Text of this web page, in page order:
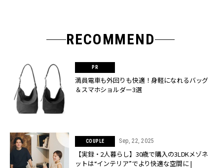
RECOMMEND
満員電車も外回りも快適！身軽になれるバッグ
＆スマホショルダー3選
COUPLE Sep, 22, 2025
【実録・2人暮らし】30歳で購入の3LDKメゾネ
ットは“インテリア”でより快適な空間に |